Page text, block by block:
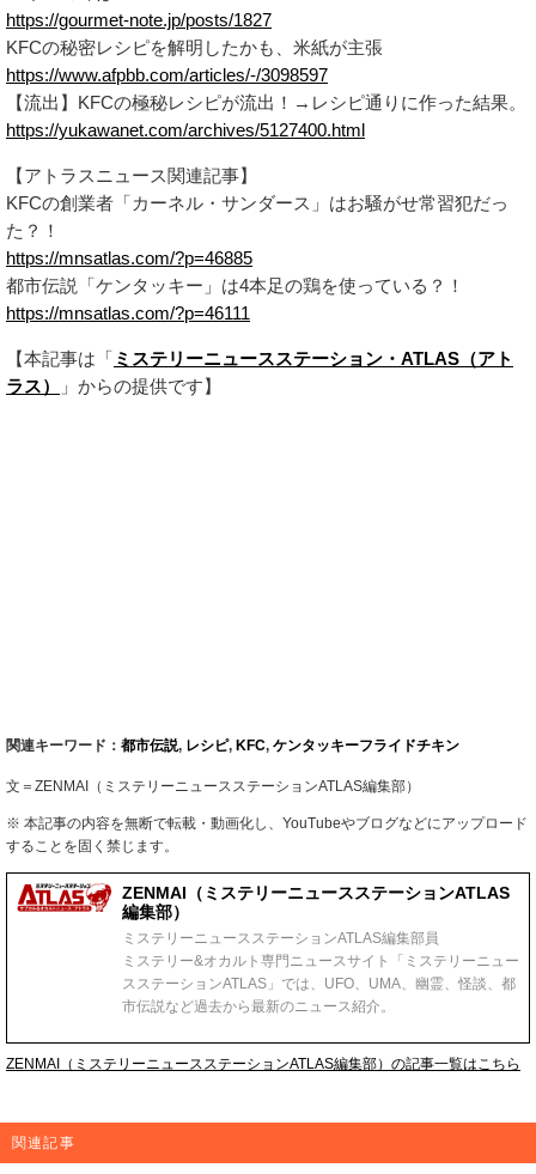
https://gourmet-note.jp/posts/1827
KFCの秘密レシピを解明したかも、米紙が主張
https://www.afpbb.com/articles/-/3098597
【流出】KFCの極秘レシピが流出！→レシピ通りに作った結果。
https://yukawanet.com/archives/5127400.html
【アトラスニュース関連記事】
KFCの創業者「カーネル・サンダース」はお騒がせ常習犯だっ
た？！
https://mnsatlas.com/?p=46885
都市伝説「ケンタッキー」は4本足の鶏を使っている？！
https://mnsatlas.com/?p=46111
【本記事は「 ミステリーニュースステーション・ATLAS（アト
ラス）
」からの提供です】
関連キーワード： 都市伝説, レシピ, KFC, ケンタッキーフライドチキン
文＝ZENMAI（ミステリーニュースステーションATLAS編集部）
※ 本記事の内容を無断で転載・動画化し、YouTubeやブログなどにアップロード
することを固く禁じます。
ZENMAI（ミステリーニュースステーションATLAS
編集部）
ミステリーニュースステーションATLAS編集部員
ミステリー&オカルト専門ニュースサイト「ミステリーニュー
スステーションATLAS」では、UFO、UMA、幽霊、怪談、都
市伝説など過去から最新のニュース紹介。
ZENMAI（ミステリーニュースステーションATLAS編集部）の記事一覧はこちら
関連記事